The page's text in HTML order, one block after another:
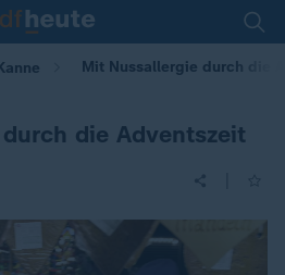
Mit Nussallergie durch die
die Adventszeit